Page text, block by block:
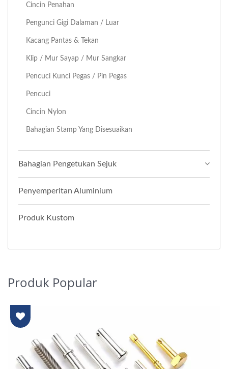
Cincin Penahan
Pengunci Gigi Dalaman / Luar
Kacang Pantas & Tekan
Klip / Mur Sayap / Mur Sangkar
Pencuci Kunci Pegas / Pin Pegas
Pencuci
Cincin Nylon
Bahagian Stamp Yang Disesuaikan
Bahagian Pengetukan Sejuk
Penyemperitan Aluminium
Produk Kustom
Produk Popular